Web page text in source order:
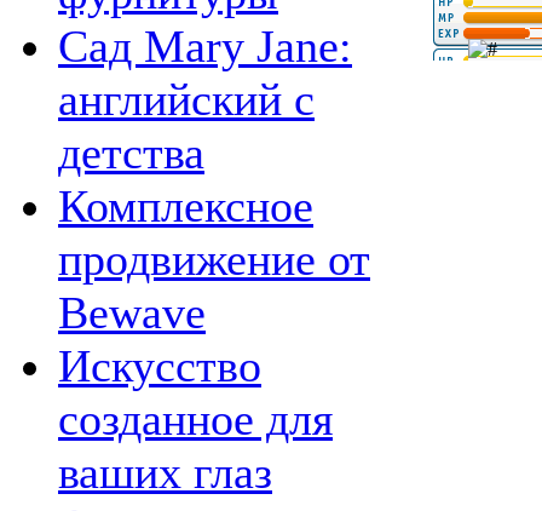
Сад Mary Jane:
английский с
детства
Комплексное
продвижение от
Bewave
Искусство
созданное для
ваших глаз